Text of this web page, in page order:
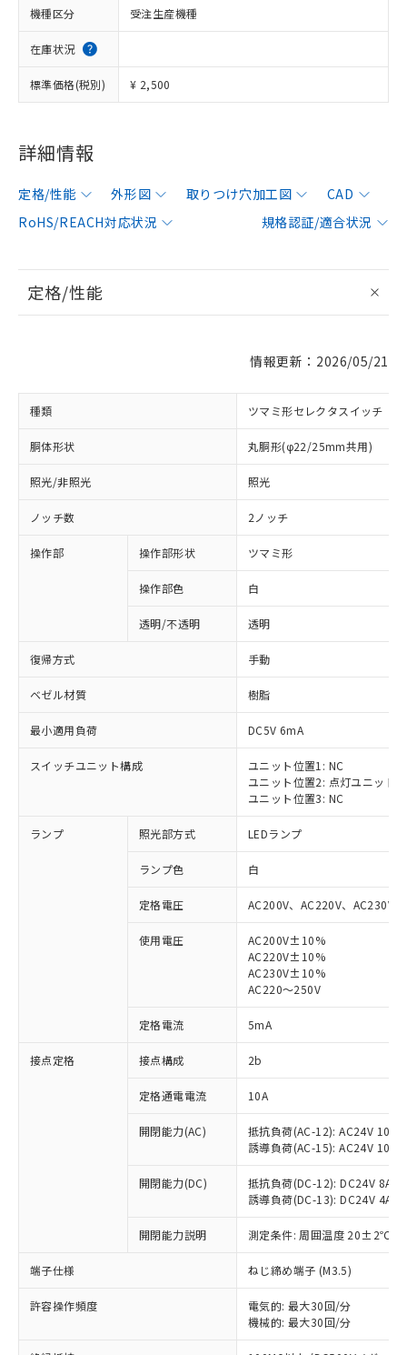
機種区分 受注生産機種
在庫状況
標準価格(税別) ¥ 2,500
詳細情報
定格/性能 外形図 取りつけ穴加工図
CAD
RoHS/REACH対応状況
規格認証/適合状況
定格/性能
情報更新：2026/05/21
種類 ツマミ形セレクタスイッチ
胴体形状 丸胴形(φ22/25mm共用)
照光/非照光 照光
ノッチ数 2ノッチ
操作部 操作部形状 ツマミ形
操作部色 白
透明/不透明 透明
復帰方式 手動
ベゼル材質 樹脂
最小適用負荷 DC5V 6mA
スイッチユニット構成
ユニット位置1: NC
ユニット位置2: 点灯ユニット
ユニット位置3: NC
ランプ 照光部方式 LEDランプ
ランプ色 白
定格電圧 AC200V、AC220V、AC230V
使用電圧
AC200V±10%
AC220V±10%
AC230V±10%
AC220～250V
定格電流 5mA
接点定格 接点構成 2b
定格通電電流 10A
開閉能力(AC)
抵抗負荷(AC-12): AC24V 10A/
誘導負荷(AC-15): AC24V
開閉能力(DC)
抵抗負荷(DC-12): DC24V 8A/
誘導負荷(DC-13): DC24V 4A/
開閉能力説明 測定条件: 周囲温度 20±2℃、
端子仕様 ねじ締め端子 (M3.5)
許容操作頻度
電気的: 最大30回/分
機械的: 最大30回/分
ご利用条件
以下の条件をお読みいただき、同意のうえ
ご利用ください。
本サービスは、当社制御機器事業取扱
商品の当社在庫状況および標準価格
(税抜)を提供させていただくもので
当社制御機器事業取扱商品の中には、
ことをご了承ください。
在庫状況および標準価格照会結果は、
記載している更新日時点での社内デー
タに基づき作成されるものであり、閲
※1 対応状況
対応済み：EU RoHS指令（10物質）の
非含有に対応した製品が提供可能な商品で
対応予定：EU RoHS指令（10物質）の非含
有に対応した製品に切り替える予定のある
対応予定なし：EU RoHS指令（10物質）の
非含有に非対応の商品で、対応品を出す予
定はありません。
調査・確認中：EU RoHS指令（10物質）の
非含有の対応状況を調査中または確認中の
非該当品：ライセンス料など無形物で、有
害物質有無と関係のない商品です。
仕入先様の事情により、非含有部品として
いたものが、含有品と判明した場合などや
むを得ず変更することがあります。
鉛(Pb) 1000ppm以下、 水銀(Hg) 1000ppm以下、 カド
※1 中国RoHS○×表
「○」：最大均質材料含有率が中国RoHSの
基準値以下であることを示します。
「×」：最大均質材料含有率が中国RoHSの
基準値を超えていることを示します。
「－」：未確認です。当社販売部門へお問
い合わせください。
*中国RoHS10物質の基準値 (GB/T26572)：
当社は、これら貴社製品のうち、外国
為替および外国貿易法に定める商品
（以下｢規制貨物等」という）を輸出
または国外への提供する場合は、日本
国政府の輸出許可(または役務取引許